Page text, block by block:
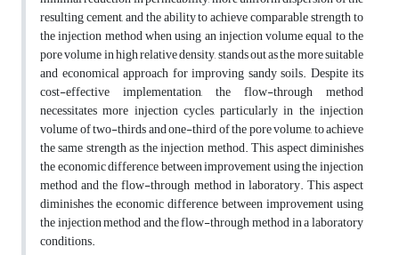
resulting cement, and the ability to achieve comparable strength to
the injection method when using an injection volume equal to the
pore volume in high relative density, stands out as the more suitable
and economical approach for improving sandy soils. Despite its
cost-effective implementation, the flow-through method
necessitates more injection cycles, particularly in the injection
volume of two-thirds and one-third of the pore volume, to achieve
the same strength as the injection method. This aspect diminishes
the economic difference between improvement using the injection
method and the flow-through method in laboratory. This aspect
diminishes the economic difference between improvement using
the injection method and the flow-through method in a laboratory
conditions.